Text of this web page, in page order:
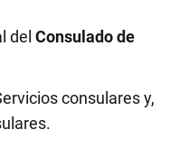
del Consulado de
consulares y,